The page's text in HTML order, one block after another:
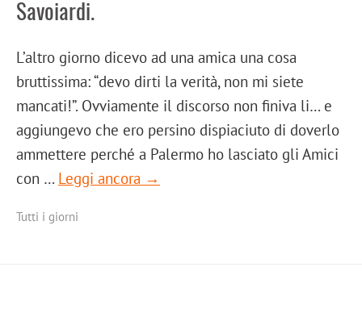
Savoiardi.
L’altro giorno dicevo ad una amica una cosa
bruttissima: “devo dirti la verità, non mi siete
mancati!”. Ovviamente il discorso non finiva li… e
aggiungevo che ero persino dispiaciuto di doverlo
ammettere perché a Palermo ho lasciato gli Amici
con … Leggi ancora →
Tutti i giorni